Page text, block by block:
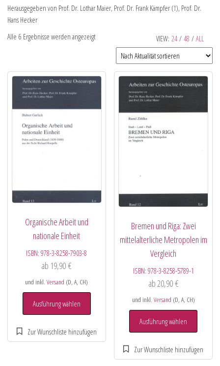
Herausgegeben von Prof. Dr. Lothar Maier, Prof. Dr. Frank Kämpfer (†), Prof. Dr.
Hans Hecker
VIEW: 24 / 48 / ALL
Alle 6 Ergebnisse werden angezeigt
Organische Arbeit und
nationale Einheit
ISBN:978-3-8258-7903-8
ab 19,90€
und inkl.Versand (D, A, CH)
Ausführung wählen
Bremen und Riga: Zwei
mittelalterliche Metropolen im
Vergleich
ISBN: 978-3-8258-5789-1
ab20,90 €
und inkl. Versand (D, A, CH)
Ausführung wählen